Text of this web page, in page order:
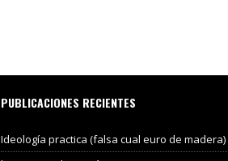
PUBLICACIONES RECIENTES
Ideología practica (falsa cual euro de madera)